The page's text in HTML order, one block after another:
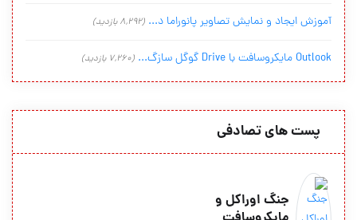
آموزش ایجاد و نمایش تصاویر پانوراما د... (8,292 بازدید)
Outlook مایکروسافت با Drive گوگل سازگ... (7,260 بازدید)
پست های تصادفی
جنگ اوراکل و